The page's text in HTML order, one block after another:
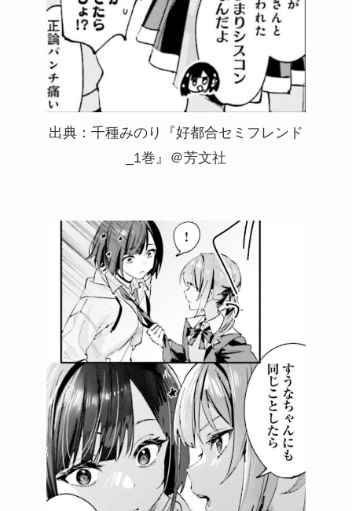
出典：千種みのり『好都合セミフレンド
_1巻』＠芳文社